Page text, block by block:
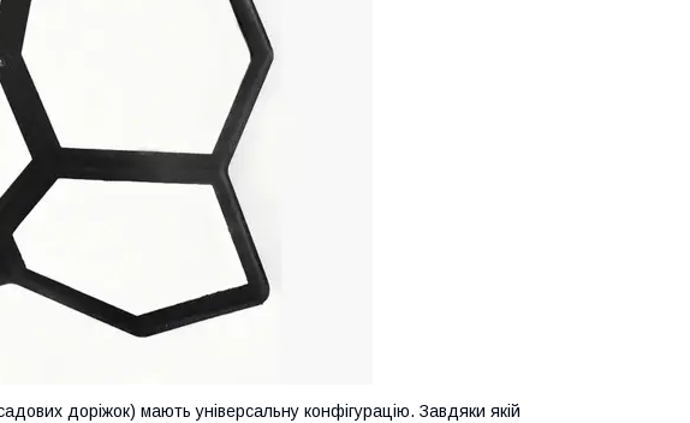
доріжок) мають універсальну конфігурацію. Завдяки якій